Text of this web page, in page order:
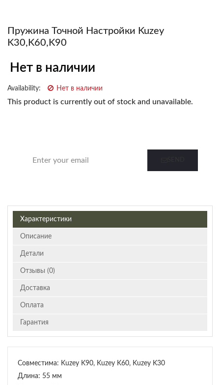
Пружина Точной Настройки Kuzey
K30,K60,K90
Нет в наличии
Availability: Нет в наличии
This product is currently out of stock and unavailable.
Характеристики
Описание
Детали
Отзывы (0)
Доставка
Оплата
Гарантия
Совместима: Kuzey K90, Kuzey K60, Kuzey K30
Длина: 55 мм